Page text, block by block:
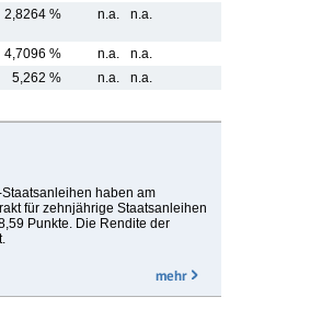
2,8264 % n.a. n.a.
4,7096 % n.a.
n.a.
5,262 % n.a. n.a.
haben am
für zehnjährige Staatsanleihen
Punkte. Die Rendite der
mehr